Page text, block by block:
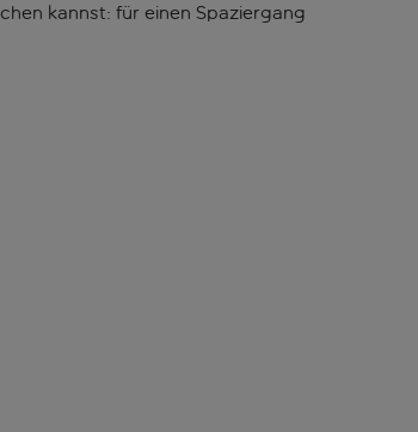
kannst: für einen Spaziergang